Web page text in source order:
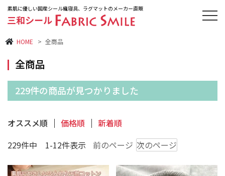
素肌に優しい国産シール織寝具、ラグマットのメーカー直販
毛布・ケット 絨毯・マット
HOME > 全商品
全商品
229件の商品が見つかりました
オススメ順 価格順
新着順
229件中 1-12件表示
前のページ 次のページ